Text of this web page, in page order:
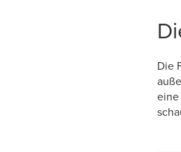
Die
eine